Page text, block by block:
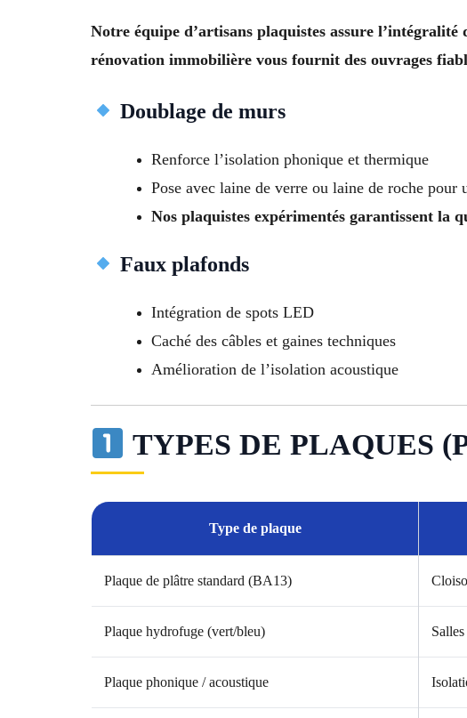
Notre équipe d’artisans plaquistes assure
rénovation immobilière vous fournit des ouvrages
Doublage de murs
Renforce l’isolation phonique et thermique
Pose avec laine de verre ou laine de roche
Nos plaquistes expérimentés garantissent la
Faux plafonds
Intégration de spots LED
Caché des câbles et gaines techniques
Amélioration de l’isolation acoustique
TYPES DE PLAQUES
Type de plaque
Plaque de plâtre standard (BA13)
Plaque hydrofuge (vert/bleu)
Plaque phonique / acoustique